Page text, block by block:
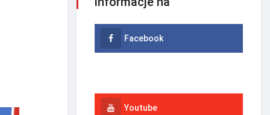
Facebook
Youtube